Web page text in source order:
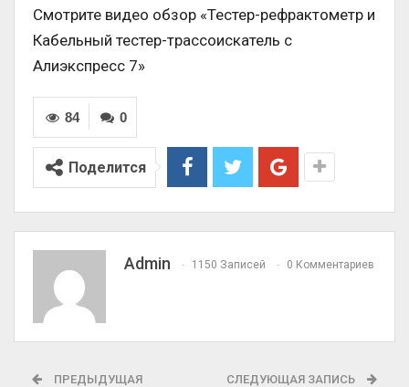
Смотрите видео обзор «Тестер-рефрактометр и
Кабельный тестер-трассоискатель с
Алиэкспресс 7»
0
84
Поделится
Admin 1150 Записей 0 Комментариев
ПРЕДЫДУЩАЯ
СЛЕДУЮЩАЯ ЗАПИСЬ